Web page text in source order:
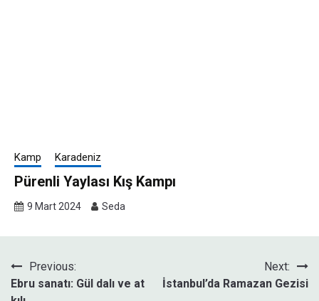
Kamp Karadeniz
Pürenli Yaylası Kış Kampı
9 Mart 2024 Seda
Yazı
gezinmesi
Previous:
Ebru sanatı: Gül dalı ve at
Next:
İstanbul’da Ramazan Gezisi